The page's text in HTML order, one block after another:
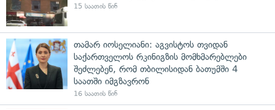
15 საათის წინ
თამარ იოსელიანი: აგვისტოს თვიდან
საქართველოს რკინიგზის მომხმარებლები
შეძლებენ, რომ თბილისიდან ბათუმში 4
საათში იმგზავრონ
16 საათის წინ